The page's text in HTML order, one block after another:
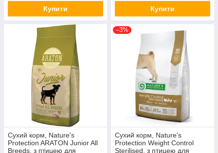
Купити Купити
Сухий корм, Nature's
Protection ARATON Junior All
Breeds, з птицею для
–3%
Сухий корм, Nature's
Protection Weight Control
Sterilised, з птицею для